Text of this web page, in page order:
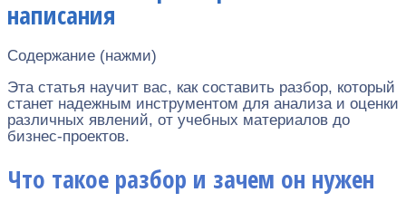
написания
Содержание (нажми)
Эта статья научит вас, как составить разбор, который
станет надежным инструментом для анализа и оценки
различных явлений, от учебных материалов до
бизнес-проектов.
Что такое разбор и зачем он нужен